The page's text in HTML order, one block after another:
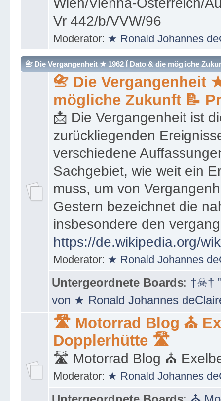
Vr 442/b/VVW/96
Moderator: ★ Ronald Johannes
📇 Die Vergangenheit ★ 1962 Ï Dato & die mögliche
📇 Die Vergangenheit
mögliche Zukunft 📝
📩 Die Vergangenheit ist
zurückliegenden
verschiedene
Sachgebiet, wie weit ein
muss, um von
Gestern bezeichnet die
insbesondere den
https://de.wikipedia.org/
Moderator: ★ Ronald Johannes
Untergeordnete Boards: †☠†
von ★ Ronald Johannes
🛣 Motorrad Blog ⛪
Dopplerhütte 🛣
🛣 Motorrad Blog ⛪
Moderator: ★ Ronald Johannes